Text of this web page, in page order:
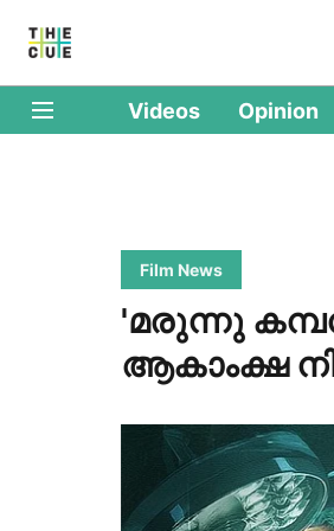
Videos Opinion
Film News
'മരുന്നു
ആകാംക്ഷ